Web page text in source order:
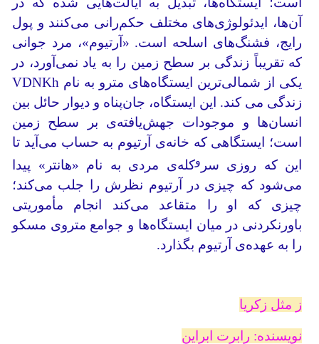
آن‌ها، ایدئولوژی‌های مختلف حکم‌رانی می‌کنند و پول
رایج، فشنگ‌های اسلحه است. «آرتیوم»، مرد جوانی
که تقریباً زندگی بر سطح زمین را به یاد نمی‌آورد، در
یکی از شمالی‌ترین ایستگاه‌های مترو به نام VDNKh
زندگی می کند. این ایستگاه، جان‌پناه و دیوار حائل بین
انسان‌ها و موجودات جهش‌یافته‌ی بر سطح زمین
است؛ ایستگاهی که خانه‌ی آرتیوم به حساب می‌آید تا
این که روزی سر وکله‌ی مردی به نام «هانتر» پیدا
می‌شود که چیزی در آرتیوم نظرش را جلب می‌کند؛
چیزی که او را متقاعد می‌کند انجام مأموریتی
باورنکردنی در میان ایستگاه‌ها و جوامع متروی مسکو
را به عهده‌ی آرتیوم بگذارد.
ز مثل زکریا
نویسنده: رابرت ابراین